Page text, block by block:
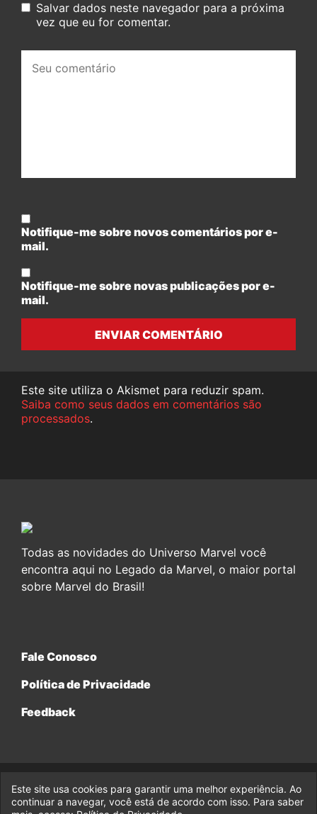
Salvar dados neste navegador para a próxima
vez que eu for comentar.
comentário:
Notifique-me sobre novos comentários por e-
mail.
Notifique-me sobre novas publicações por e-
mail.
ENVIAR COMENTÁRIO
Este site utiliza o Akismet para reduzir spam.
Saiba como seus dados em comentários são
processados.
Todas as novidades do Universo Marvel você
encontra aqui no Legado da Marvel, o maior portal
sobre Marvel do Brasil!
Fale Conosco
Política de Privacidade
Feedback
© 2017-2026 Legado da Marvel, uma empresa da Legado
Enterprises.
Este site usa cookies para garantir uma melhor experiência. Ao
continuar a navegar, você está de acordo com isso. Para saber